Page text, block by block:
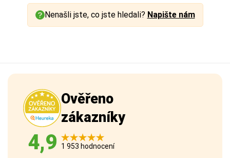
Nenašli jste, co jste hledali? Napište nám
Ověřeno
zákazníky
4,9 1 953 hodnocení